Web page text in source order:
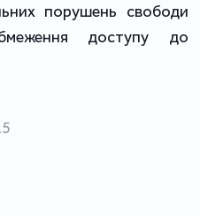
порушень свободи
доступу до